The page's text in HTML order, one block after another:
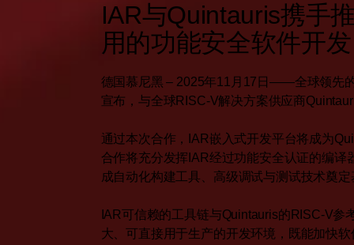
IAR与Quintauris携手
用的功能安全软件开发
德国慕尼黑 – 2025年11月17日——全球领先
宣布，与全球RISC-V解决方案供应商
通过本次合作，IAR嵌入式开发平台将成为
合作将充分发挥IAR经过功能安全认证的编
成自动化构建工具、高级调试与测试技术奠定
IAR可信赖的工具链与Quintauris的RISC-V
大、可直接用于生产的开发环境，既能加快